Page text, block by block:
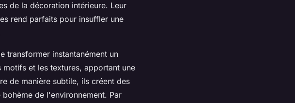
de la décoration intérieure. Leur
rend parfaits pour insuffler une
transformer instantanément un
et les textures, apportant une
de manière subtile, ils créent des
de l'environnement. Par